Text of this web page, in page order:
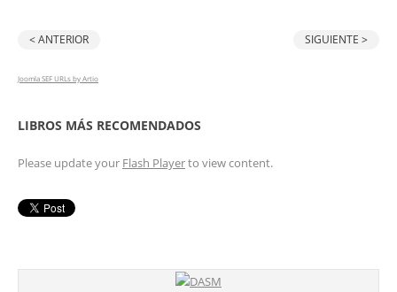
< ANTERIOR SIGUIENTE >
Joomla SEF URLs by Artio
LIBROS MÁS RECOMENDADOS
Please update your Flash Playerto view content.